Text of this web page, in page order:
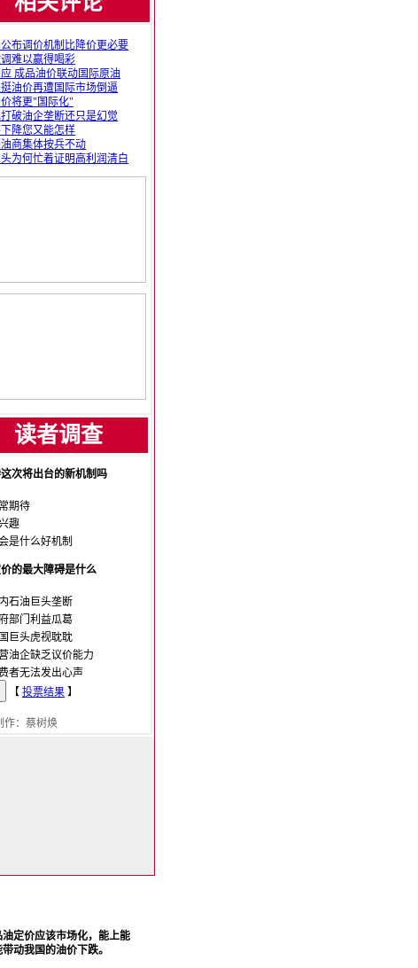
布调价机制比降价更必要
难以赢得喝彩
成品油价联动国际原油
油价再遭国际市场倒逼
价将更"国际化"
破油企垄断还只是幻觉
降您又能怎样
商集体按兵不动
为何忙着证明高利润清白
读者调查
次将出台的新机制吗
期待
趣
是什么好机制
的最大障碍是什么
石油巨头垄断
部门利益瓜葛
巨头虎视耽耽
油企缺乏议价能力
者无法发出心声
【 投票结果 】
作：蔡树焕
定价应该市场化，能上能
动我国的油价下跌。